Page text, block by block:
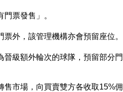
票發售」。
票外，該管理機構亦會預留座位。
級額外輪次的球隊，預留部分門
售市場，向買賣雙方各收取15%佣